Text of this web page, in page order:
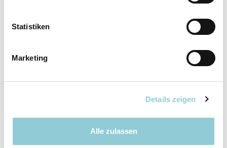
Statistiken
Marketing
Details zeigen
Alle zulassen
Elektrische Seitenspiegel